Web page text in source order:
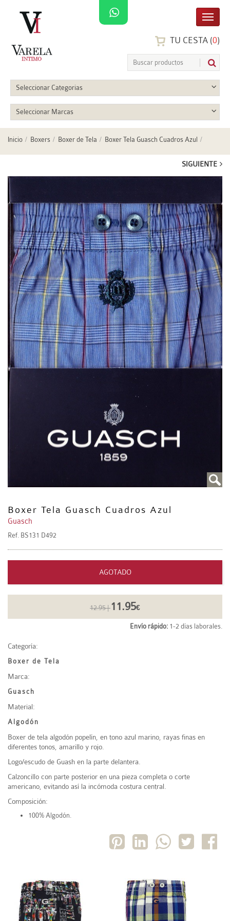
TU CESTA (0)
Seleccionar Categorias
Seleccionar Marcas
Inicio Boxers Boxer de Tela Boxer Tela Guasch Cuadros Azul
SIGUIENTE
Boxer Tela Guasch Cuadros Azul
Guasch
Ref. BS131 D492
AGOTADO
12.95 |11.95€
Envío rápido: 1-2 días laborales.
Categoría:
Boxer de Tela
Marca:
Guasch
Material:
Algodón
Boxer de tela algodón popelín, en tono azul marino, rayas finas en
diferentes tonos, amarillo y rojo.
Logo/escudo de Guash en la parte delantera.
Calzoncillo con parte posterior en una pieza completa o corte
americano, evitando así la incómoda costura central.
Composición:
100% Algodón.